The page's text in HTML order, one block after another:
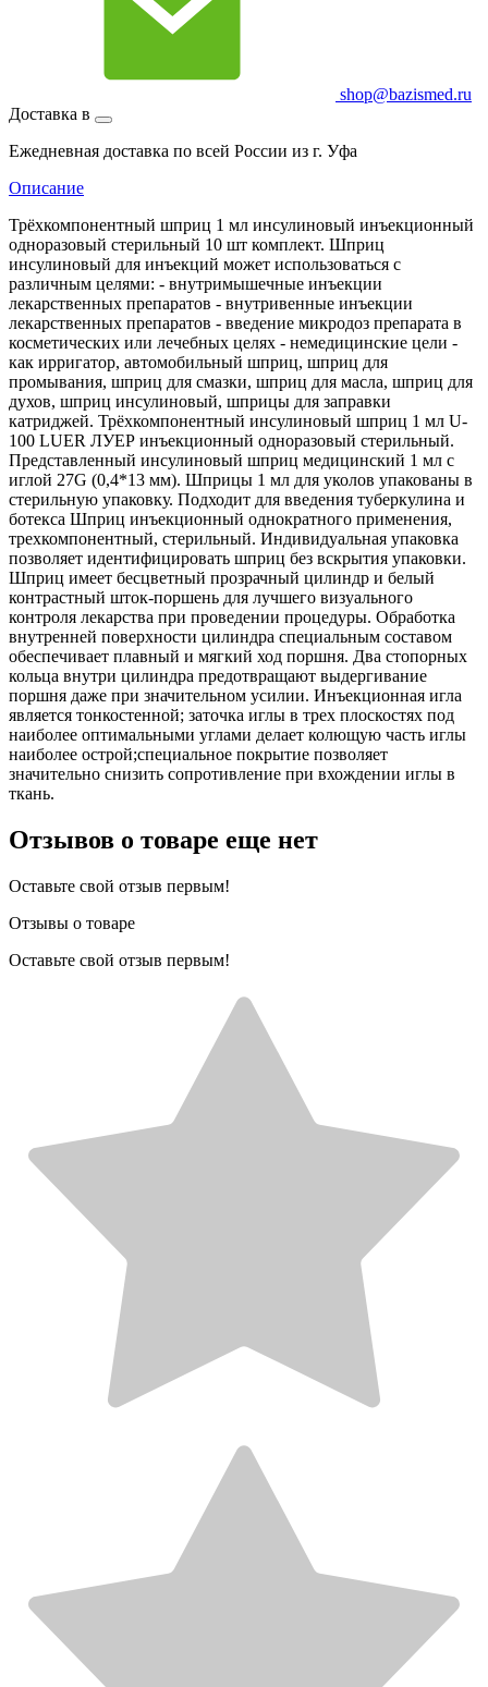
shop@bazismed.ru
Доставка в
Ежедневная доставка по всей России из г. Уфа
Описание
Трёхкомпонентный шприц 1 мл инсулиновый инъекционный
одноразовый стерильный 10 шт комплект. Шприц
инсулиновый для инъекций может использоваться с
различным целями: - внутримышечные инъекции
лекарственных препаратов - внутривенные инъекции
лекарственных препаратов - введение микродоз препарата в
косметических или лечебных целях - немедицинские цели -
как ирригатор, автомобильный шприц, шприц для
промывания, шприц для смазки, шприц для масла, шприц для
духов, шприц инсулиновый, шприцы для заправки
катриджей. Трёхкомпонентный инсулиновый шприц 1 мл U-
100 LUER ЛУЕР инъекционный одноразовый стерильный.
Представленный инсулиновый шприц медицинский 1 мл с
иглой 27G (0,4*13 мм). Шприцы 1 мл для уколов упакованы в
стерильную упаковку. Подходит для введения туберкулина и
ботекса Шприц инъекционный однократного применения,
трехкомпонентный, стерильный. Индивидуальная упаковка
позволяет идентифицировать шприц без вскрытия упаковки.
Шприц имеет бесцветный прозрачный цилиндр и белый
контрастный шток-поршень для лучшего визуального
контроля лекарства при проведении процедуры. Обработка
внутренней поверхности цилиндра специальным составом
обеспечивает плавный и мягкий ход поршня. Два стопорных
кольца внутри цилиндра предотвращают выдергивание
поршня даже при значительном усилии. Инъекционная игла
является тонкостенной; заточка иглы в трех плоскостях под
наиболее оптимальными углами делает колющую часть иглы
наиболее острой;специальное покрытие позволяет
значительно снизить сопротивление при вхождении иглы в
ткань.
Отзывов о товаре еще нет
Оставьте свой отзыв первым!
Отзывы о товаре
Оставьте свой отзыв первым!